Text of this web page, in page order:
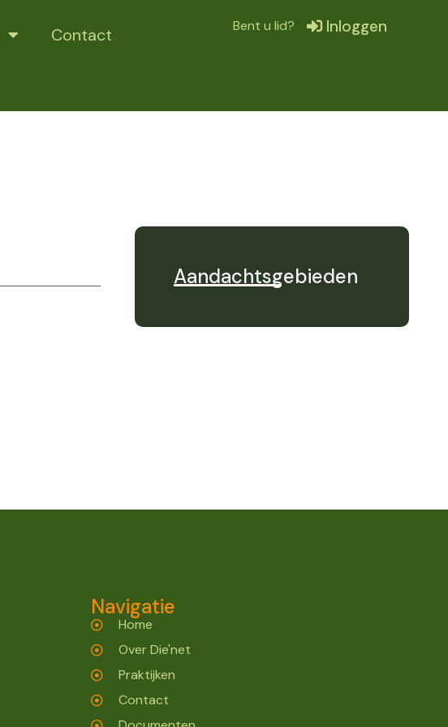
Contact Bent u lid? Inloggen
Aandachtsgebieden
Navigatie
Home
Over Die'net
Praktijken
Contact